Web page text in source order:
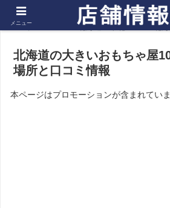
ホーム 北海道・東北 北海
北海道の大きいおもちゃ屋
場所と口コミ情報
本ページはプロモーションが含まれていま
メニュー